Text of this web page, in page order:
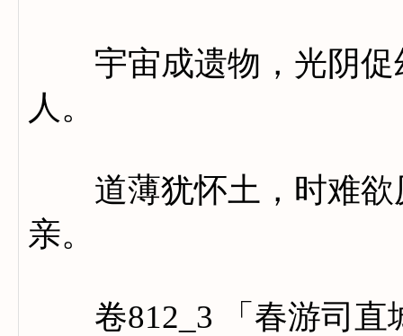
宇宙成遗物，光阴促
人。
道薄犹怀土，时难欲
亲。
卷812_3 「春游司直